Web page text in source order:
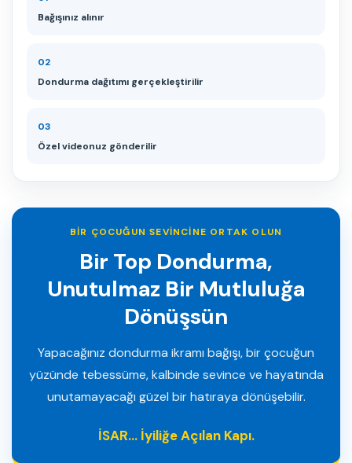
Bağışınız alınır
02
Dondurma dağıtımı gerçekleştirilir
03
Özel videonuz gönderilir
BIR ÇOCUĞUN SEVINCINE ORTAK OLUN
Bir Top Dondurma,
Unutulmaz Bir Mutluluğa
Dönüşsün
Yapacağınız dondurma ikramı bağışı, bir çocuğun
yüzünde tebessüme, kalbinde sevince ve hayatında
unutamayacağı güzel bir hatıraya dönüşebilir.
İSAR… İyiliğe Açılan Kapı.